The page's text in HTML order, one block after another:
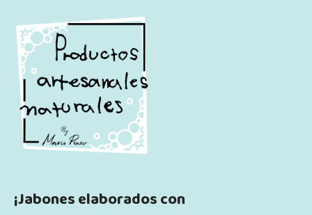
¡Jabones elaborados con